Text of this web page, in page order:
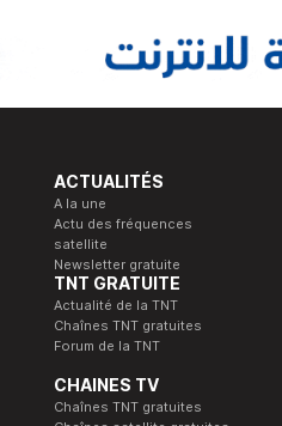
ACTUALITÉS
A la une
Actu des fréquences
satellite
Newsletter gratuite
TNT GRATUITE
Actualité de la TNT
Chaînes TNT gratuites
Forum de la TNT
CHAINES TV
Chaînes TNT gratuites